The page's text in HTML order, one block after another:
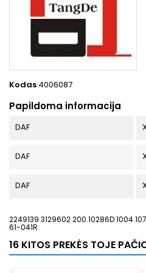
Kodas 4006087
Papildoma informacija
DAF
DAF
DAF
2249139 3129602 200.10286D
61-041R
16 KITOS PREKĖS TOJE